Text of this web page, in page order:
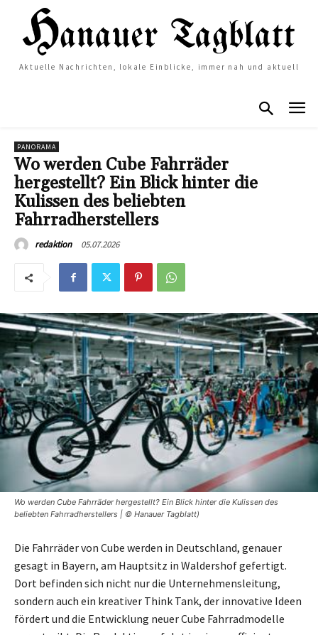
Aktuelle Nachrichten, lokale Einblicke, immer nah und aktuell
PANORAMA
Wo werden Cube Fahrräder
hergestellt? Ein Blick hinter die
Kulissen des beliebten
Fahrradherstellers
redaktion 05.07.2026
Wo werden Cube Fahrräder hergestellt? Ein Blick hinter die Kulissen des
beliebten Fahrradherstellers | © Hanauer Tagblatt)
Die Fahrräder von Cube werden in Deutschland, genauer
gesagt in Bayern, am Hauptsitz in Waldershof gefertigt.
Dort befinden sich nicht nur die Unternehmensleitung,
sondern auch ein kreativer Think Tank, der innovative Ideen
fördert und die Entwicklung neuer Cube Fahrradmodelle